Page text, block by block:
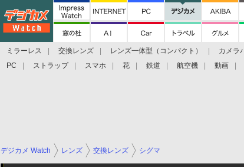
ミラーレス 交換レンズ レンズ一体型（コンパクト） カメラ
PC
ストラップ スマホ 花 鉄道 航空機 動画
デジカメ Watch レンズ 交換レンズ シグマ